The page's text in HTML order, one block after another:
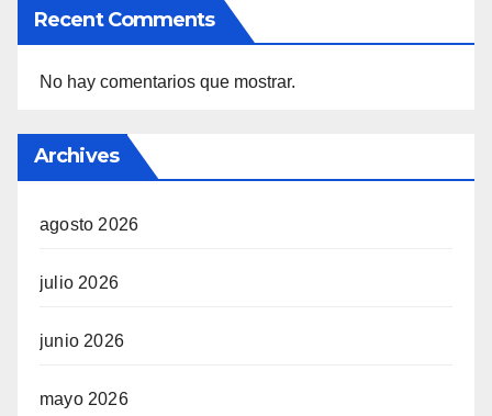
Recent Comments
No hay comentarios que mostrar.
Archives
agosto 2026
julio 2026
junio 2026
mayo 2026